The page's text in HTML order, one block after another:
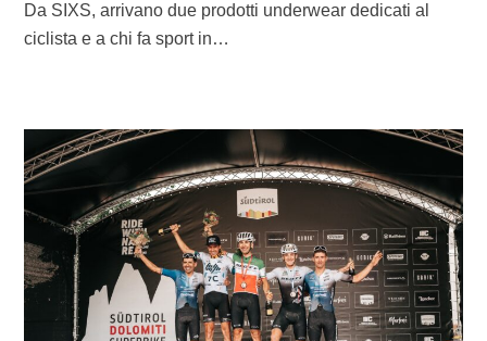
Da SIXS, arrivano due prodotti underwear dedicati al
ciclista e a chi fa sport in…